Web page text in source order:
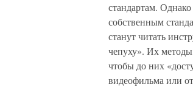
стандартам.
собственным
станут читать
чепуху». Их
чтобы до них
видеофильма или